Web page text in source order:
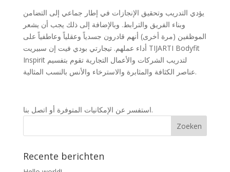
يؤدي التدريب وتحقيق الإنجازات في إطار جماعي إلى التضامن
وبناء الفريق والترابط. وبالإضافة إلى ذلك يجب أن يشعر
الموظفين (مرة أخرى) أنهم قادرون جسدياً وعقلياً وعاطفياً على
أداء عملهم. تيجارتي بودي فيت إن سبيريت TIJARTI Bodyfit
Inspirit لتدريب الشركات والأعمال التجارية تقوم بتفسيم
عناصر الكثافة والمثابرة والاسترخاء والأنس بالنسب المثالية.
استفسر عن الإمكانيات المتوفرة أو اتصل بنا.
Recente berichten